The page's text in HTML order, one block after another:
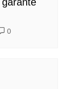
0